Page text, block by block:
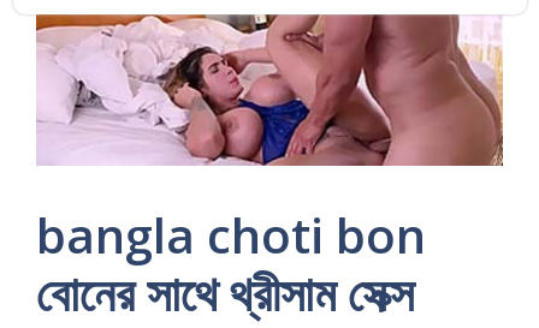
bangla choti bon
বোনের সাথে থ্রীসাম সেক্স